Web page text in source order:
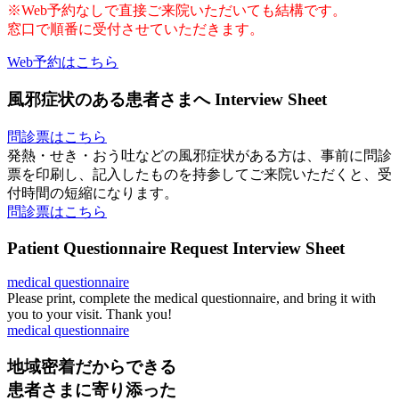
※Web予約なしで直接ご来院いただいても結構です。
窓口で順番に受付させていただきます。
Web予約はこちら
風邪症状のある患者さまへ Interview Sheet
問診票はこちら
発熱・せき・おう吐などの風邪症状がある方は、事前に問診
票を印刷し、記入したものを持参してご来院いただくと、受
付時間の短縮になります。
問診票はこちら
Patient Questionnaire Request Interview Sheet
medical questionnaire
Please print, complete the medical questionnaire, and bring it with
you to your visit. Thank you!
medical questionnaire
地域密着だからできる
患者さまに寄り添った